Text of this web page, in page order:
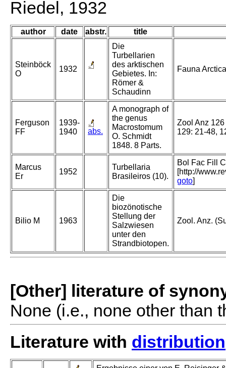
Riedel, 1932
author date abstr. title
Steinböck
O
1932
Die
Turbellarien
des arktischen
Gebietes. In:
Römer &
Schaudinn
Fauna
Ferguson
FF
1939-
1940
abs.
A monograph of
the genus
Macrostomum
O. Schmidt
1848. 8 Parts.
Zool Anz
129: 21-48,
Marcus
Er
1952
Turbellaria
Brasileiros (10).
Bol Fac Fill
[http://
goto]
Bilio M 1963
Die
biozönotische
Stellung der
Salzwiesen
unter den
Strandbiotopen.
Zool. Anz.
[Other] literature of
None (i.e., none other than
Literature with distribution